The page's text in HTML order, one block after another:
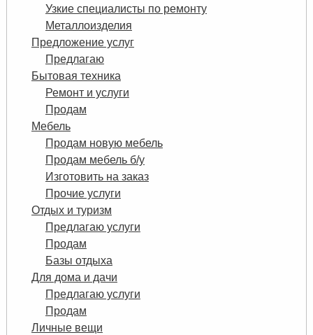
Узкие специалисты по ремонту
Металлоизделия
Предложение услуг
Предлагаю
Бытовая техника
Ремонт и услуги
Продам
Мебель
Продам новую мебель
Продам мебель б/у
Изготовить на заказ
Прочие услуги
Отдых и туризм
Предлагаю услуги
Продам
Базы отдыха
Для дома и дачи
Предлагаю услуги
Продам
Личные вещи